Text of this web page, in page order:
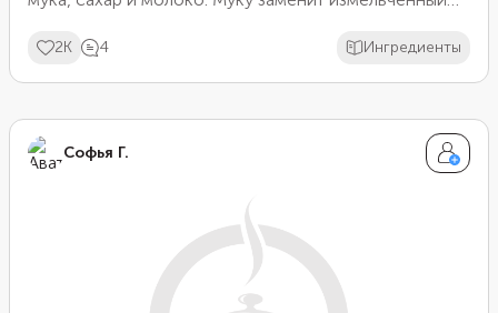
также немного любых других орехов: грецкий,
фундук или кешью. Сладость выпечке придаст банан:
бананы обычно самые сладкие. Мед при желании
можно исключить из списка продуктов, если
2K 4 Ингредиенты
Софья Г.